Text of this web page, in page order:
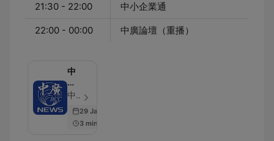
21:30 - 22:00 中小企業通
22:00 - 00:00 中廣論壇（重播）
中
廣
新
網
中廣新聞網NewsRadio - Aflevering 4438
29 Jan 2026
3 min